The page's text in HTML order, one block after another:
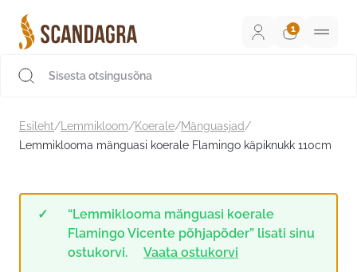
sisu
juurde
Esileht/ Lemmikloom/Koerale/Mänguasjad/
Lemmiklooma mänguasi koerale Flamingo käpiknukk 110cm
“Lemmiklooma mänguasi koerale
Flamingo Vicente põhjapõder” lisati sinu
ostukorvi.
Vaata ostukorvi